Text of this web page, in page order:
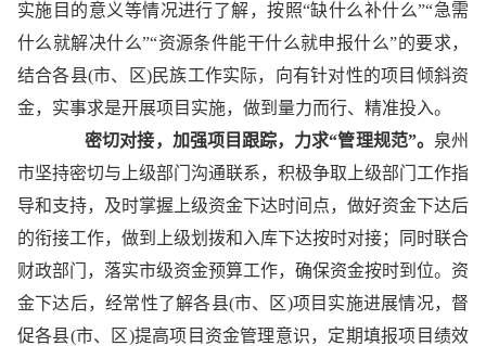
实施目的意义等情况进行了解，按照“缺什么补什么”“急需
什么就解决什么”“资源条件能干什么就申报什么”的要求，
结合各县(市、区)民族工作实际，向有针对性的项目倾斜资
金，实事求是开展项目实施，做到量力而行、精准投入。
密切对接，加强项目跟踪，力求“管理规范”。 泉州
市坚持密切与上级部门沟通联系，积极争取上级部门工作指
导和支持，及时掌握上级资金下达时间点，做好资金下达后
的衔接工作，做到上级划拨和入库下达按时对接；同时联合
财政部门，落实市级资金预算工作，确保资金按时到位。资
金下达后，经常性了解各县(市、区)项目实施进展情况，督
促各县(市、区)提高项目资金管理意识，定期填报项目绩效